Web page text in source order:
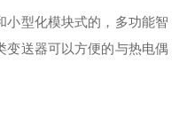
小型化模块式的，多功能智
变送器可以方便的与热电偶